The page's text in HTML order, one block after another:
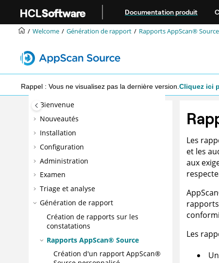
Documentation produit
Welcome Génération de rapport RapportsAppScan® Source
Rappel : Vous ne visualisez pas la dernière version. Cliquez ici
Bienvenue
Nouveautés
Installation
Configuration
Administration
Examen
Triage et analyse
Génération de rapport
Création de rapports sur les
constatations
Rapports AppScan® Source
Création d'un rapport AppScan®
Les
et les
aux
AppScan
Les